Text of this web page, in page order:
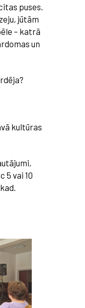
puses.
jūtām
– katrā
un
kultūras
5 vai 10